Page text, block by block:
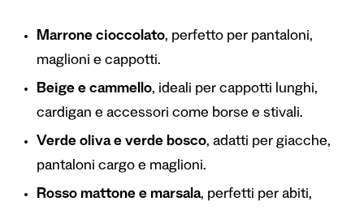
Marrone cioccolato, perfetto per pantaloni,
maglioni e cappotti.
Beige e cammello, ideali per cappotti lunghi,
cardigan e accessori come borse e stivali.
Verde oliva e verde bosco, adatti per giacche,
pantaloni cargo e maglioni.
Rosso mattone e marsala, perfetti per abiti,